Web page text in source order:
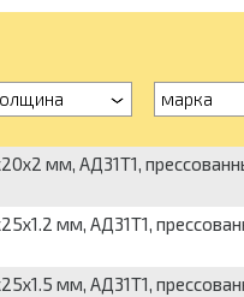
марка
мм, АД31Т1,
мм, АД31Т1,
мм, АД31Т1,